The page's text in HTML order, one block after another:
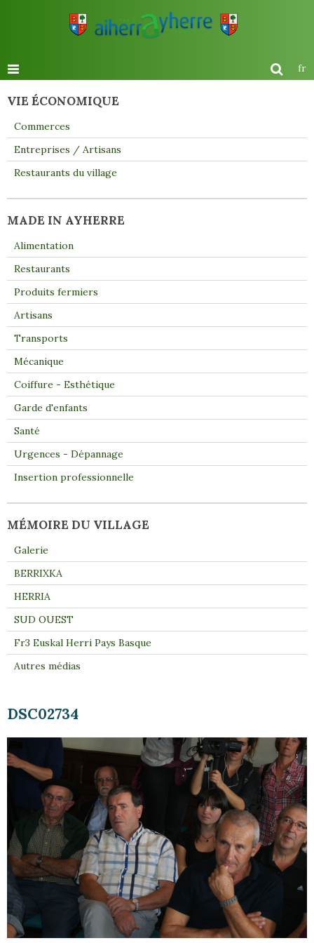
fr
DSC02734
VIE ÉCONOMIQUE
Commerces
Entreprises / Artisans
Restaurants du village
MADE IN AYHERRE
Alimentation
Restaurants
Produits fermiers
Artisans
Transports
Mécanique
Coiffure - Esthétique
Garde d'enfants
Santé
Urgences - Dépannage
Insertion professionnelle
MÉMOIRE DU VILLAGE
Galerie
BERRIXKA
HERRIA
SUD OUEST
Fr3 Euskal Herri Pays Basque
Autres médias